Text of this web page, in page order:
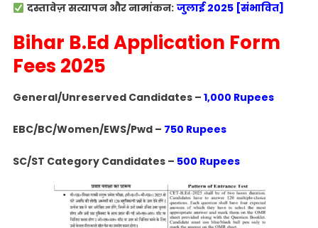
दस्तावेज़ सत्यापन और नामांकन: जुलाई 2025 [संभावित]
Bihar B.Ed Application Form
Fees 2025
General/Unreserved Candidates – 1,000 Rupees
EBC/BC/Women/EWS/Pwd – 750 Rupees
SC/ST Category Candidates – 500 Rupees